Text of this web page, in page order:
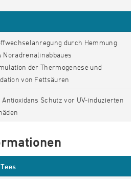
durch Hemmung
Noradrenalinabbaues
der Thermogenese und
von Fettsäuren
Antioxidans Schutz vor UV-induzierten